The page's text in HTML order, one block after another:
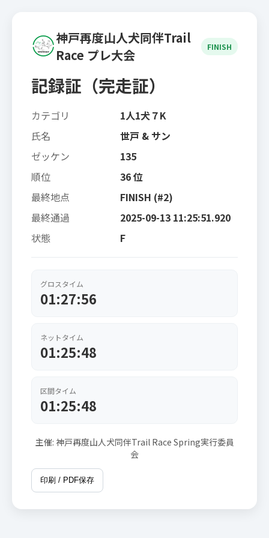
神戸再度山人犬同伴Trail
Race プレ大会
FINISH
記録証（完走証）
カテゴリ
1人1犬７K
氏名
世戸 & サン
ゼッケン
135
順位
36 位
最終地点
FINISH (#2)
最終通過
2025-09-13 11:25:51.920
状態
F
グロスタイム
01:27:56
ネットタイム
01:25:48
区間タイム
01:25:48
主催: 神戸再度山人犬同伴Trail Race Spring実行委員
会
印刷 / PDF保存